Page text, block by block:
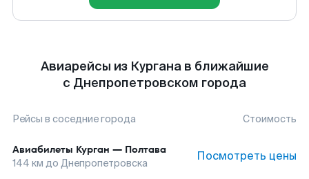
Авиарейсы из Кургана в ближайшие
с Днепропетровском города
Рейсы в соседние города Стоимость
Авиабилеты Курган — Полтава
144 км до Днепропетровска Посмотреть цены